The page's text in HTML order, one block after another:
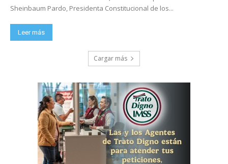
Sheinbaum Pardo, Presidenta Constitucional de los...
Leer más
Cargar más